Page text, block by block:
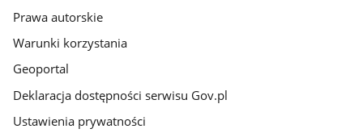
Prawa autorskie
Warunki korzystania
Geoportal
Deklaracja dostępności serwisu Gov.pl
Ustawienia prywatności